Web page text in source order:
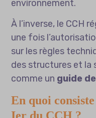
environnement.
À l’inverse, le CCH
une fois
sur les règles
des structures et la
comme un guide
En quoi
Ier du CCH ?